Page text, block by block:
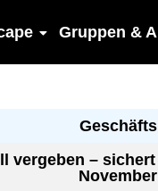
Gruppen &
vergeben –